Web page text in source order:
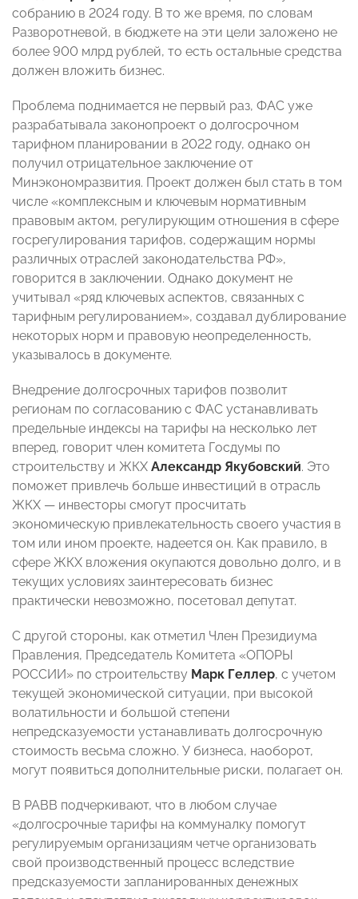
собранию в 2024 году. В то же время, по словам
Разворотневой, в бюджете на эти цели заложено не
более 900 млрд рублей, то есть остальные средства
должен вложить бизнес.
Проблема поднимается не первый раз, ФАС уже
разрабатывала законопроект о долгосрочном
тарифном планировании в 2022 году, однако он
получил отрицательное заключение от
Минэкономразвития. Проект должен был стать в том
числе «комплексным и ключевым нормативным
правовым актом, регулирующим отношения в сфере
госрегулирования тарифов, содержащим нормы
различных отраслей законодательства РФ»,
говорится в заключении. Однако документ не
учитывал «ряд ключевых аспектов, связанных с
тарифным регулированием», создавал дублирование
некоторых норм и правовую неопределенность,
указывалось в документе.
Внедрение долгосрочных тарифов позволит
регионам по согласованию с ФАС устанавливать
предельные индексы на тарифы на несколько лет
вперед, говорит член комитета Госдумы по
строительству и ЖКХ Александр Якубовский. Это
поможет привлечь больше инвестиций в отрасль
ЖКХ — инвесторы смогут просчитать
экономическую привлекательность своего участия в
том или ином проекте, надеется он. Как правило, в
сфере ЖКХ вложения окупаются довольно долго, и в
текущих условиях заинтересовать бизнес
практически невозможно, посетовал депутат.
С другой стороны, как отметил Член Президиума
Правления, Председатель Комитета «ОПОРЫ
РОССИИ» по строительству Марк Геллер, с учетом
текущей экономической ситуации, при высокой
волатильности и большой степени
непредсказуемости устанавливать долгосрочную
стоимость весьма сложно. У бизнеса, наоборот,
могут появиться дополнительные риски, полагает он.
В РАВВ подчеркивают, что в любом случае
«долгосрочные тарифы на коммуналку помогут
регулируемым организациям четче организовать
свой производственный процесс вследствие
предсказуемости запланированных денежных